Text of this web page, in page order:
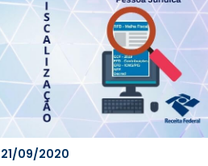
21/09/2020